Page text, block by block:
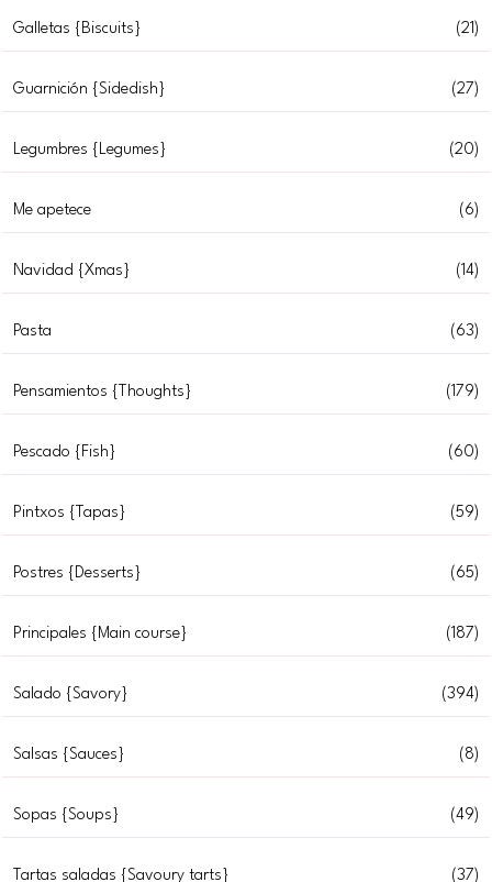
Galletas {Biscuits} (21)
Guarnición {Sidedish} (27)
Legumbres {Legumes} (20)
Me apetece (6)
Navidad {Xmas} (14)
Pasta (63)
Pensamientos {Thoughts} (179)
Pescado {Fish} (60)
Pintxos {Tapas} (59)
Postres {Desserts} (65)
Principales {Main course} (187)
Salado {Savory} (394)
Salsas {Sauces} (8)
Sopas {Soups} (49)
Tartas saladas {Savoury tarts} (37)